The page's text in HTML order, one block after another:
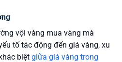
vội vàng mua vàng mà
tố tác động đến giá vàng, xu
biệt giữa giá vàng trong